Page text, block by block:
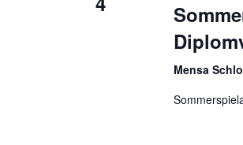
Mensa